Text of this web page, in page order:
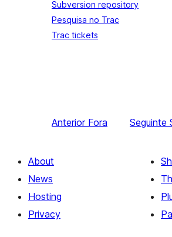
Subversion repository
Pesquisa no Trac
Trac tickets
Anterior Fora Seguinte
About
News
Hosting
Privacy